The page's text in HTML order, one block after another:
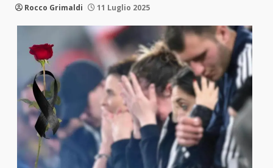
Rocco Grimaldi 11 Luglio 2025